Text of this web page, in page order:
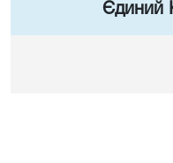
Єдиний